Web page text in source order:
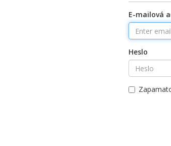
E-mailová
Heslo